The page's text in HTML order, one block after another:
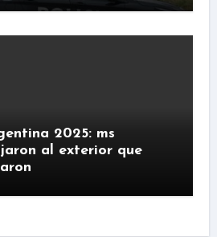
2025: ms
al exterior que